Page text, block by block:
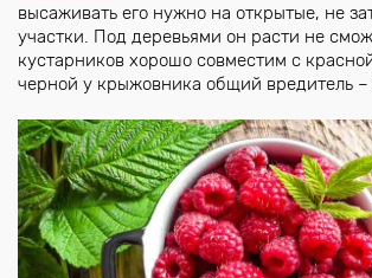
высаживать его нужно на открытые, не
участки. Под деревьями он расти не
кустарников хорошо совместим с
черной у крыжовника общий вредитель –